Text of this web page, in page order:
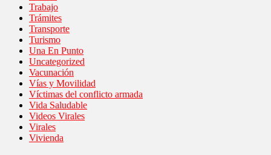
Trabajo
Trámites
Transporte
Turismo
Una En Punto
Uncategorized
Vacunación
Vías y Movilidad
Víctimas del conflicto armada
Vida Saludable
Videos Virales
Virales
Vivienda